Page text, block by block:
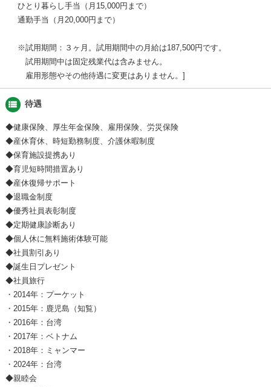
ひとり暮らし手当（月15,000円まで）
通勤手当（月20,000円まで）
※試用期間：３ヶ月。試用期間中の月給は187,500円です。
試用期間中は固定残業代は含みません。
雇用形態やその他待遇に変更はありません。
view_list 待遇
◆健康保険、厚生年金保険、雇用保険、労災保険
◆産休育休、時短勤務制度、介護休暇制度
◆保育施設提携あり
◆育児短時間措置あり
◆産休復帰サポート
◆退職金制度
◆優秀社員表彰制度
◆定期健康診断あり
◆個人休に無料施術体験可能
◆社員割引あり
◆誕生日プレゼント
◆社員旅行
・2014年：プーケット
・2015年：鹿児島（知覧）
・2016年：台湾
・2017年：ベトナム
・2018年：ミャンマー
・2024年：台湾
◆親睦会